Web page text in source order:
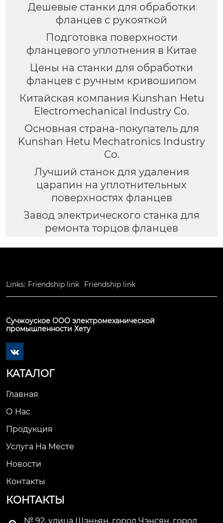
Дешевые станки для обработки
фланцев с рукояткой
Подготовка поверхности
фланцевого уплотнения в Китае
Цены на станки для обработки
фланцев с ручным кривошипом
Китайская компания Kunshan Hetu
Electromechanical Industry Co.
Основная страна-покупатель для
Kunshan Hetu Mechatronics Industry
Co.
Лучший станок для удаления
царапин на уплотнительных
поверхностях фланцев
Завод электрического станка для
ремонта торцов фланцев
Links: Friendship link Friendship link
Сучжоуское ООО электромеханической
промышленности Хету

КАТАЛОГ
Главная
О Нас
Продукция
Услуга На Месте
Новости
Контакты
КОНТАКТЫ
№ 92, улица Шэньян, город Чэнсян, город